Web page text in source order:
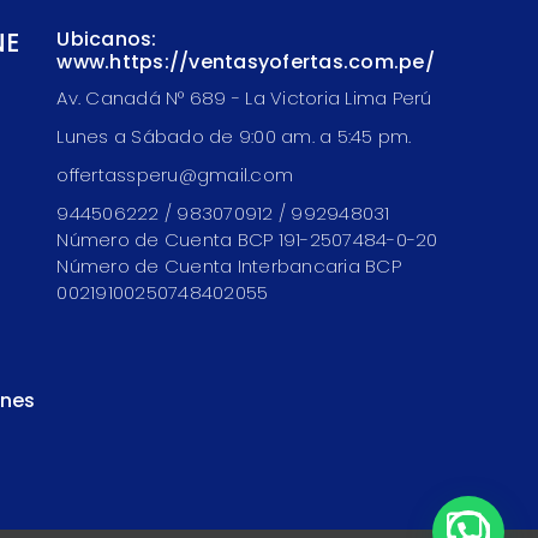
Ubicanos:
www.https://ventasyofertas.com.pe/
Av. Canadá N° 689 - La Victoria Lima Perú
Lunes a Sábado de 9:00 am. a 5:45 pm.
offertassperu@gmail.com
944506222 / 983070912 / 992948031
Número de Cuenta BCP 191-2507484-0-20
Número de Cuenta Interbancaria BCP
00219100250748402055